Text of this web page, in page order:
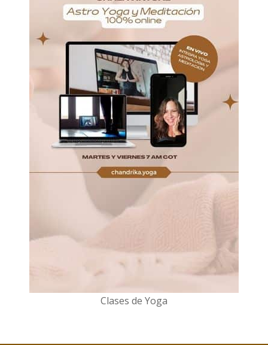
Clases de Yoga